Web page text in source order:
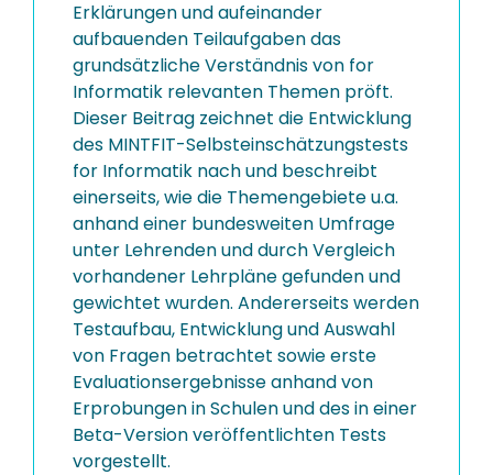
Erklärungen und aufeinander
aufbauenden Teilaufgaben das
grundsätzliche Verständnis von for
Informatik relevanten Themen pröft.
Dieser Beitrag zeichnet die Entwicklung
des MINTFIT-Selbsteinschätzungstests
for Informatik nach und beschreibt
einerseits, wie die Themengebiete u.a.
anhand einer bundesweiten Umfrage
unter Lehrenden und durch Vergleich
vorhandener Lehrpläne gefunden und
gewichtet wurden. Andererseits werden
Testaufbau, Entwicklung und Auswahl
von Fragen betrachtet sowie erste
Evaluationsergebnisse anhand von
Erprobungen in Schulen und des in einer
Beta-Version veröffentlichten Tests
vorgestellt.